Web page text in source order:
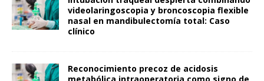
videolaringoscopia y broncoscopia flexible
nasal en mandibulectomía total: Caso
clínico
Reconocimiento precoz de acidosis